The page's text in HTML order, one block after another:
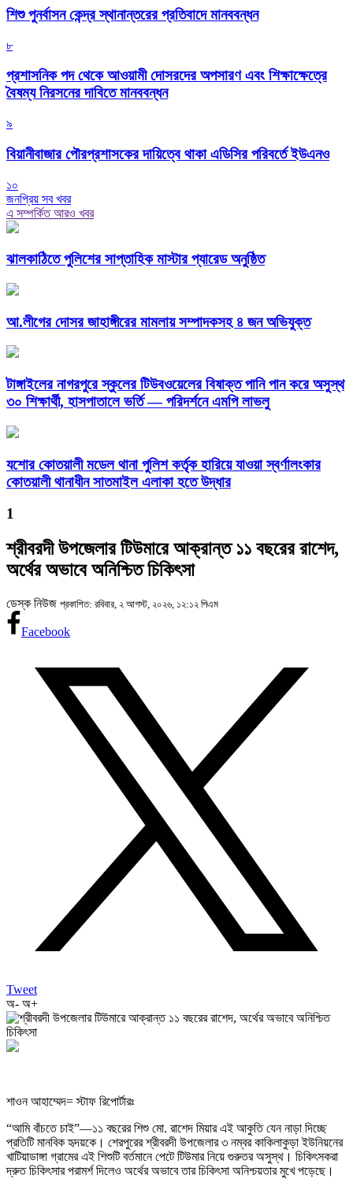
শিশু পুনর্বাসন কেন্দ্র স্থানান্তরের প্রতিবাদে মানববন্ধন
৮
প্রশাসনিক পদ থেকে আওয়ামী দোসরদের অপসারণ এবং শিক্ষাক্ষেত্রে
বৈষম্য নিরসনের দাবিতে মানববন্ধন
৯
বিয়ানীবাজার পৌরপ্রশাসকের দায়িত্বে থাকা এডিসির পরিবর্তে ইউএনও
১০
জনপ্রিয় সব খবর
এ সম্পর্কিত আরও খবর
‎ঝালকাঠিতে পুলিশের সাপ্তাহিক মাস্টার প্যারেড অনুষ্ঠিত
আ.লীগের দোসর জাহাঙ্গীরের মামলায় সম্পাদকসহ ৪ জন অভিযুক্ত
টাঙ্গাইলের নাগরপুরে স্কুলের টিউবওয়েলের বিষাক্ত পানি পান করে অসুস্থ
৩০ শিক্ষার্থী, হাসপাতালে ভর্তি — পরিদর্শনে এমপি লাভলু
যশোর কোতয়ালী মডেল থানা পুলিশ কর্তৃক হারিয়ে যাওয়া স্বর্ণালংকার
কোতয়ালী থানাধীন সাতমাইল এলাকা হতে উদ্ধার
1
শ্রীবরদী উপজেলার টিউমারে আক্রান্ত ১১ বছরের রাশেদ,
অর্থের অভাবে অনিশ্চিত চিকিৎসা
ডেস্ক নিউজ প্রকাশিত: রবিবার, ২ আগস্ট, ২০২৬, ১২:১২ পিএম
Facebook
Tweet
অ- অ+
শাওন আহাম্মেদ= স্টাফ রিপোর্টারঃ
“আমি বাঁচতে চাই”—১১ বছরের শিশু মো. রাশেদ মিয়ার এই আকুতি যেন নাড়া দিচ্ছে
প্রতিটি মানবিক হৃদয়কে। শেরপুরের শ্রীবরদী উপজেলার ৩ নম্বর কাকিলাকুড়া ইউনিয়নের
খাটিয়াডাঙ্গা গ্রামের এই শিশুটি বর্তমানে পেটে টিউমার নিয়ে গুরুতর অসুস্থ। চিকিৎসকরা
দ্রুত চিকিৎসার পরামর্শ দিলেও অর্থের অভাবে তার চিকিৎসা অনিশ্চয়তার মুখে পড়েছে।